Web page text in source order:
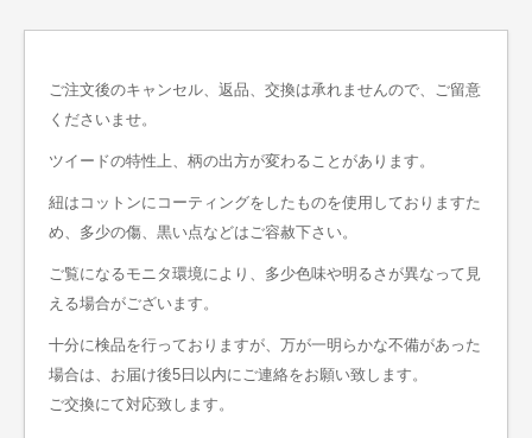
ご注文後のキャンセル、返品、交換は承れませんので、ご留意
くださいませ。
ツイードの特性上、柄の出方が変わることがあります。
紐はコットンにコーティングをしたものを使用しておりますた
め、多少の傷、黒い点などはご容赦下さい。
ご覧になるモニタ環境により、多少色味や明るさが異なって見
える場合がございます。
十分に検品を行っておりますが、万が一明らかな不備があった
場合は、お届け後5日以内にご連絡をお願い致します。
ご交換にて対応致します。